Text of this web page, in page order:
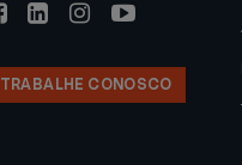
TRABALHE CONOSCO